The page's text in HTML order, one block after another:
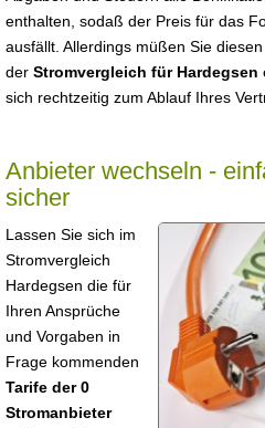
enthalten, sodaß der Preis für das
ausfällt. Allerdings müßen Sie
der Stromvergleich für Hardegsen
sich rechtzeitig zum Ablauf Ihres
Anbieter wechseln -
sicher
Lassen Sie sich im
Stromvergleich
Hardegsen die für
Ihren Ansprüche
und Vorgaben in
Frage kommenden
Tarife der 0
Stromanbieter